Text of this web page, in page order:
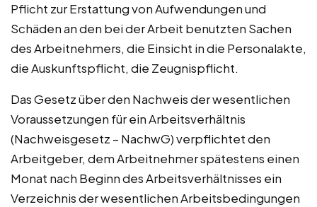
Pflicht zur Erstattung von Aufwendungen und
Schäden an den bei der Arbeit benutzten Sachen
des Arbeitnehmers, die Einsicht in die Personalakte,
die Auskunftspflicht, die Zeugnispflicht.
Das Gesetz über den Nachweis der wesentlichen
Voraussetzungen für ein Arbeitsverhältnis
(Nachweisgesetz – NachwG) verpflichtet den
Arbeitgeber, dem Arbeitnehmer spätestens einen
Monat nach Beginn des Arbeitsverhältnisses ein
Verzeichnis der wesentlichen Arbeitsbedingungen